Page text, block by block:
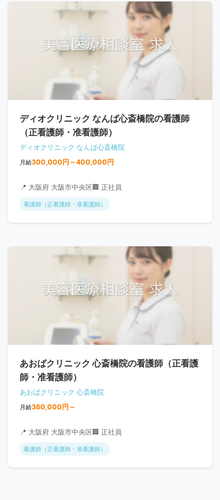
ディオクリニック なんば心斎橋院の看護師
（正看護師・准看護師）
ディオクリニック なんば心斎橋院
月給300,000円～400,000円
📍 大阪府 大阪市中央区🏢 正社員
看護師（正看護師・准看護師）
あおばクリニック 心斎橋院の看護師（正看護
師・准看護師）
あおばクリニック 心斎橋院
月給360,000円～
📍 大阪府 大阪市中央区🏢 正社員
看護師（正看護師・准看護師）